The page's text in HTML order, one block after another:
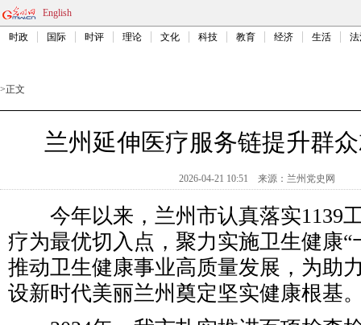
English
时政 国际 时评 理论 文化 科技 教育 经济 生活
>正文
兰州延伸医疗服务链提升群
2026-04-21 10:51 来源： 兰州党史网
今年以来，兰州市认真落实1139
疗为最优切入点，聚力实施卫生健康“
推动卫生健康事业高质量发展，为助
设新时代美丽兰州奠定坚实健康根基